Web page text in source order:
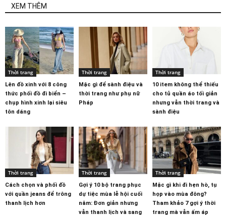
XEM THÊM
Thời trang
Lên đồ xinh với 8 công
thức phối đồ đi biển –
chụp hình xinh lại siêu
tôn dáng
Thời trang
Mặc gì để sành điệu và
thời trang như phụ nữ
Pháp
Thời trang
10 item không thể thiếu
cho tủ quần áo tối giản
nhưng vẫn thời trang và
sành điệu
Thời trang
Cách chọn và phối đồ
với quần jeans để trông
thanh lịch hơn
Thời trang
Gợi ý 10 bộ trang phục
dự tiệc mùa lễ hội cuối
năm: Đơn giản nhưng
vẫn thanh lịch và sang
Thời trang
Mặc gì khi đi hẹn hò, tụ
họp vào mùa đông?
Tham khảo 7 gợi ý thời
trang mà vẫn ấm áp